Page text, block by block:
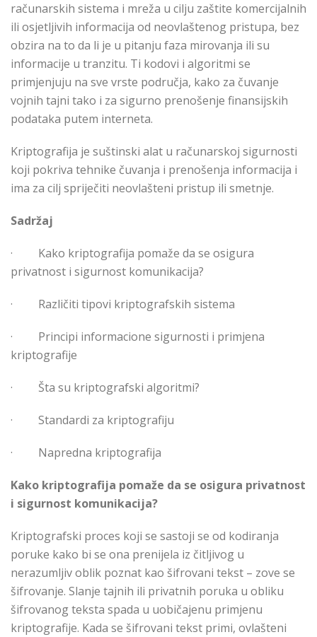
računarskih sistema i mreža u cilju zaštite komercijalnih
ili osjetljivih informacija od neovlaštenog pristupa, bez
obzira na to da li je u pitanju faza mirovanja ili su
informacije u tranzitu. Ti kodovi i algoritmi se
primjenjuju na sve vrste područja, kako za čuvanje
vojnih tajni tako i za sigurno prenošenje finansijskih
podataka putem interneta.
Kriptografija je suštinski alat u računarskoj sigurnosti
koji pokriva tehnike čuvanja i prenošenja informacija i
ima za cilj spriječiti neovlašteni pristup ili smetnje.
Sadržaj
· Kako kriptografija pomaže da se osigura
privatnost i sigurnost komunikacija?
· Različiti tipovi kriptografskih sistema
· Principi informacione sigurnosti i primjena
kriptografije
· Šta su kriptografski algoritmi?
· Standardi za kriptografiju
· Napredna kriptografija
Kako kriptografija pomaže da se osigura privatnost
i sigurnost komunikacija?
Kriptografski proces koji se sastoji se od kodiranja
poruke kako bi se ona prenijela iz čitljivog u
nerazumljiv oblik poznat kao šifrovani tekst – zove se
šifrovanje. Slanje tajnih ili privatnih poruka u obliku
šifrovanog teksta spada u uobičajenu primjenu
kriptografije. Kada se šifrovani tekst primi, ovlašteni